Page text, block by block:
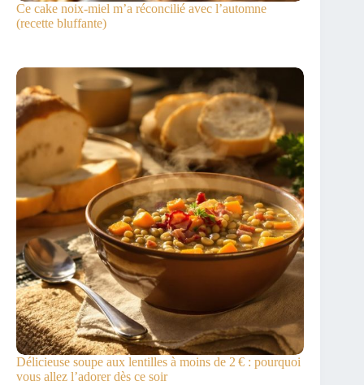
Ce cake noix-miel m’a réconcilié avec l’automne
(recette bluffante)
Délicieuse soupe aux lentilles à moins de 2 € : pourquoi
vous allez l’adorer dès ce soir